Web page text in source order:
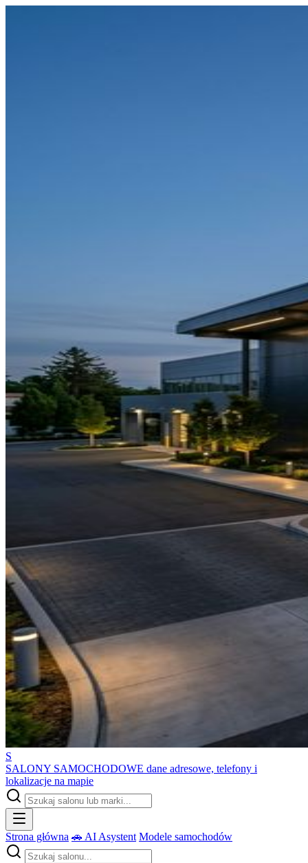
S
SALONY SAMOCHODOWE dane adresowe, telefony i
lokalizacje na mapie
Strona główna 🚗 AI Asystent Modele samochodów